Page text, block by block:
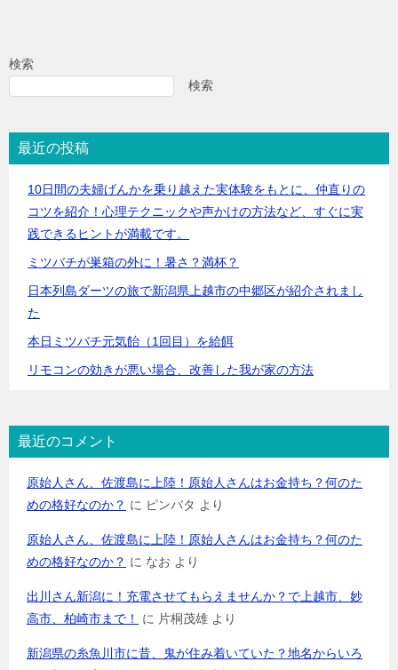
検索
検索
最近の投稿
10日間の夫婦げんかを乗り越えた実体験をもとに、仲直りの
コツを紹介！心理テクニックや声かけの方法など、すぐに実
践できるヒントが満載です。
ミツバチが巣箱の外に！暑さ？満杯？
日本列島ダーツの旅で新潟県上越市の中郷区が紹介されまし
た
本日ミツバチ元気飴（1回目）を給餌
リモコンの効きが悪い場合、改善した我が家の方法
最近のコメント
原始人さん、佐渡島に上陸！原始人さんはお金持ち？何のた
めの格好なのか？ に ピンバタ より
原始人さん、佐渡島に上陸！原始人さんはお金持ち？何のた
めの格好なのか？ に なお より
出川さん新潟に！充電させてもらえませんか？で上越市、妙
高市、柏崎市まで！
に 片桐茂雄 より
新潟県の糸魚川市に昔、鬼が住み着いていた？地名からいろ